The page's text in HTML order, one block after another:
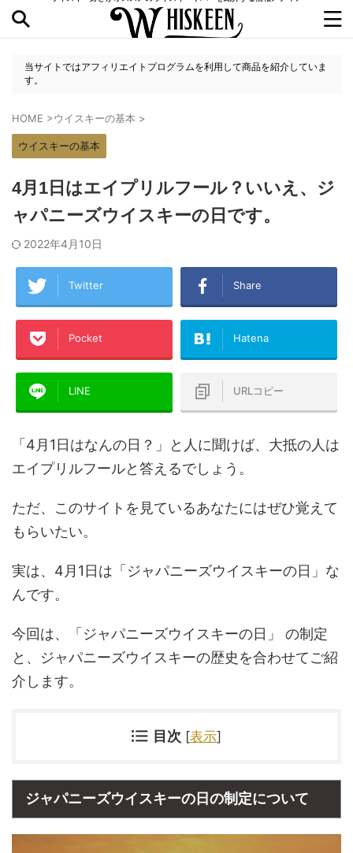
当サイトではアフィリエイトプログラムを利用して商品を紹介していま
す。
HOME >ウイスキーの基本 >
ウイスキーの基本
4月1日はエイプリルフール？いいえ、ジ
ャパニーズウイスキーの日です。
2022年4月10日
Twitter Share
Pocket Hatena
LINE URLコピー
「4月1日はなんの日？」と人に聞けば、大抵の人は
エイプリルフールと答えるでしょう。
ただ、このサイトを見ているあなたにはぜひ覚えて
もらいたい。
実は、4月1日は「ジャパニーズウイスキーの日」な
んです。
今回は、「ジャパニーズウイスキーの日」 の制定
と、ジャパニーズウイスキーの歴史を合わせてご紹
介します。
目次 [表示]
ジャパニーズウイスキーの日の制定について